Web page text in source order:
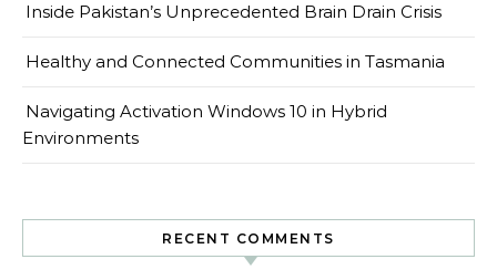
Inside Pakistan’s Unprecedented Brain Drain Crisis
Healthy and Connected Communities in Tasmania
Navigating Activation Windows 10 in Hybrid
Environments
RECENT COMMENTS